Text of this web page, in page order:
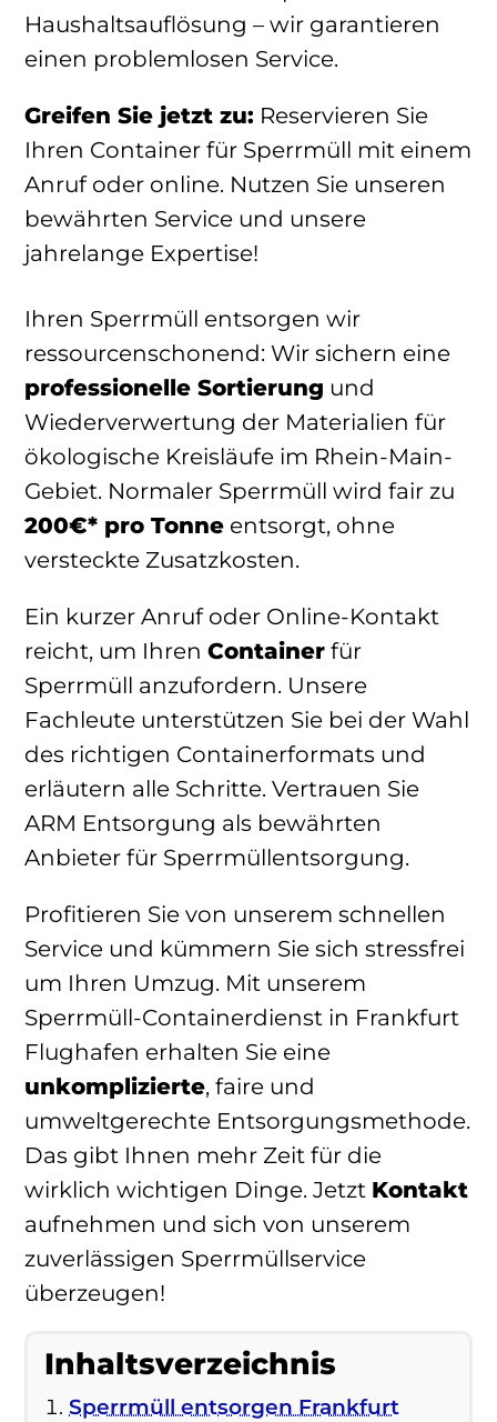
Haushaltsauflösung – wir garantieren
einen problemlosen Service.
Greifen Sie jetzt zu: Reservieren Sie
Ihren Container für Sperrmüll mit einem
Anruf oder online. Nutzen Sie unseren
bewährten Service und unsere
jahrelange Expertise!
Ihren Sperrmüll entsorgen wir
ressourcenschonend: Wir sichern eine
professionelle Sortierung und
Wiederverwertung der Materialien für
ökologische Kreisläufe im Rhein-Main-
Gebiet. Normaler Sperrmüll wird fair zu
200€* pro Tonne entsorgt, ohne
versteckte Zusatzkosten.
Ein kurzer Anruf oder Online-Kontakt
reicht, um Ihren Container für
Sperrmüll anzufordern. Unsere
Fachleute unterstützen Sie bei der Wahl
des richtigen Containerformats und
erläutern alle Schritte. Vertrauen Sie
ARM Entsorgung als bewährten
Anbieter für Sperrmüllentsorgung.
Profitieren Sie von unserem schnellen
Service und kümmern Sie sich stressfrei
um Ihren Umzug. Mit unserem
Sperrmüll-Containerdienst in Frankfurt
Flughafen erhalten Sie eine
unkomplizierte, faire und
umweltgerechte Entsorgungsmethode.
Das gibt Ihnen mehr Zeit für die
wirklich wichtigen Dinge. Jetzt Kontakt
aufnehmen und sich von unserem
zuverlässigen Sperrmüllservice
überzeugen!
Inhaltsverzeichnis
Sperrmüll entsorgen Frankfurt